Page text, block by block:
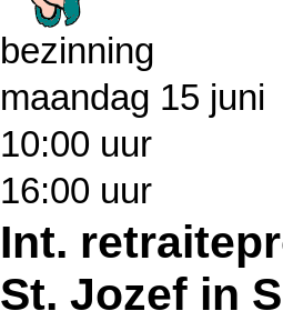
bezinning
maandag 15
10:00 uur
16:00 uur
Int.
St. Jozef in